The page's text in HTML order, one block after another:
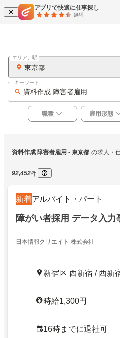
アプリで快適に仕事探し
無料
東京都
エリア、駅
資料作成 障害者雇用
キーワード
職種 雇用形態
資料作成 障害者雇用 - 東京都 の求人・
92,452件
新着アルバイト・パート
障がい者採用 データ入力
日本情報クリエイト 株式会社
新宿区 西新宿 / 西新
時給1,300円
16時までに退社可